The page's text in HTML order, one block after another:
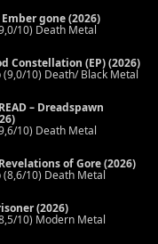
Ember gone (2026)
10) Death Metal
Constellation (EP) (2026)
(9,0/10) Death/ Black Metal
– Dreadspawn
10) Death Metal
of Gore (2026)
(8,6/10) Death Metal
(2026)
10) Modern Metal